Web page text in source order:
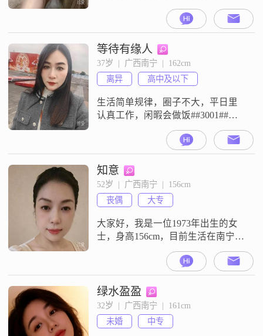
38岁的勿扰，需有车有房，收入稳
定，不生小孩，NPD勿扰在理财方
面，我有一定的经验和能力，能够
合理规划和管理自己的财务
##3002##我认为在一段关系中，互
相尊重和支持是非常重要的
##3002##我希望能与伴侣共同进
步，一起成长##3002##我的情
等待有缘人
37岁  |  广西南宁  |  162cm
离异
高中及以下
生活简单规律，圈子不大，平日里
认真工作，闲暇会做饭##3001##散
步##3001##看电影，偶尔短途出游
##3002##待人真诚慢热，不擅长花
言巧语，认定一段关系就会专一用
心##3002##期待遇见三观契合
##3001##性格温和的人，不用轰轰
烈烈，下班能一起吃饭聊天，遇事
互相包容分担，平淡日子里彼此陪
伴##3001
知意
52岁  |  广西南宁  |  156cm
丧偶
大专
大家好，我是一位1973年出生的女
士，身高156cm，目前生活在南宁
##3002##我的月收入在3001到5000
元之间，学历是大专##3002##我觉
得自己是一个温柔体贴##3001##善
解人意的人，生活中我比较知性优
雅，很享受当下的每一刻##3002##
在日常生活中，我特别注重健康管
理，也很重视生活品质##3002
绿水盈盈
32岁  |  广西南宁  |  161cm
未婚
中专